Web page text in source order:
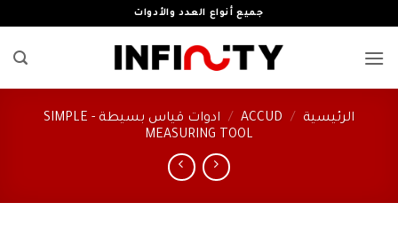
جميع أنواع العدد والأدوات
الرئيسية /
ACCUD
/
ادوات قياس بسيطة - SIMPLE
MEASURING TOOL